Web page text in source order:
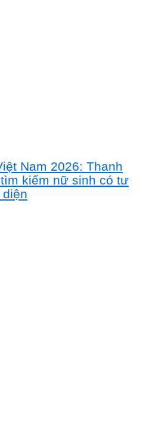
Nam 2026: Thanh
kiếm nữ sinh có tư